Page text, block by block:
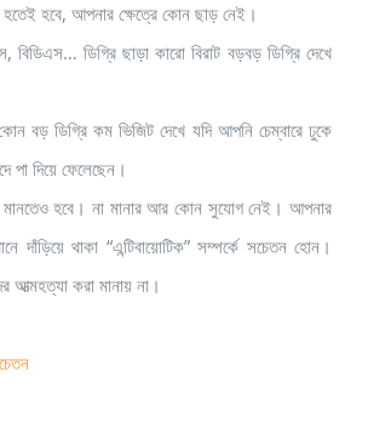
হবে, আপনার ক্ষেত্রে কোন ছাড় নেই।
ডিগ্রি ছাড়া কারো বিরাট বড়বড় ডিগ্রি দেখে
বড় ডিগ্রি কম ভিজিট দেখে যদি আপনি চেম্বারে ঢুকে
পা দিয়ে ফেলেছেন।
মানতেও হবে। না মানার আর কোন সুযোগ নেই। আপনার
দাঁড়িয়ে থাকা “এন্টিবায়োটিক” সম্পর্কে সচেতন হোন।
আত্মহত্যা করা মানায় না।